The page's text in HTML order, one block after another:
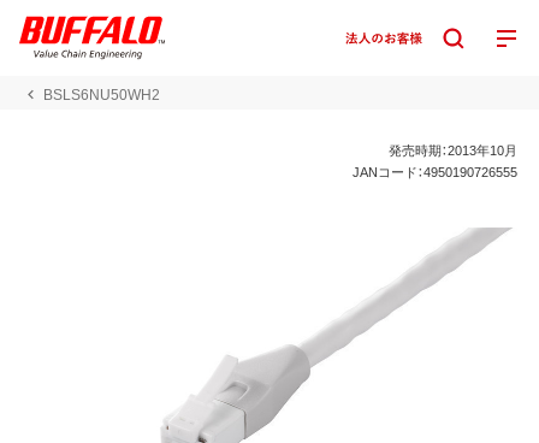
BSLS6NU50WH2
発売時期：2013年10月
JANコード：4950190726555